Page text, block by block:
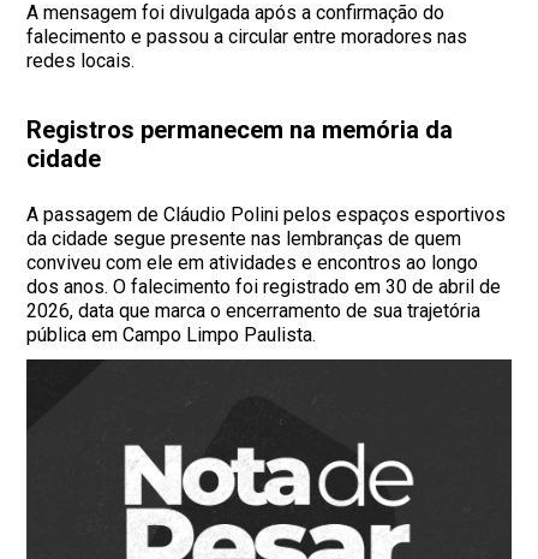
A mensagem foi divulgada após a confirmação do
falecimento e passou a circular entre moradores nas
redes locais.
Registros permanecem na memória da
cidade
A passagem de Cláudio Polini pelos espaços esportivos
da cidade segue presente nas lembranças de quem
conviveu com ele em atividades e encontros ao longo
dos anos. O falecimento foi registrado em 30 de abril de
2026, data que marca o encerramento de sua trajetória
pública em Campo Limpo Paulista.